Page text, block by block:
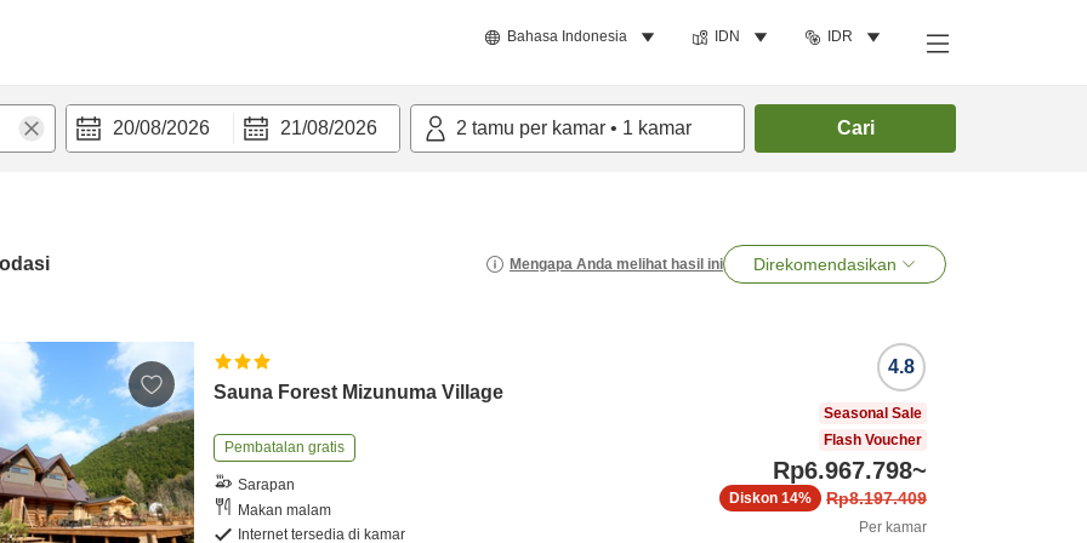
Bahasa Indonesia IDN IDR
20/08/2026 21/08/2026 2 tamu per kamar • 1 kamar Cari
Mengapa Anda melihat hasil ini Direkomendasikan
Sauna Forest Mizunuma Village
Pembatalan gratis
Sarapan
Makan malam
Internet tersedia di kamar
4.8
Seasonal Sale
Flash Voucher
Rp6.967.798~
Rp8.197.409
Diskon 14%
Per kamar